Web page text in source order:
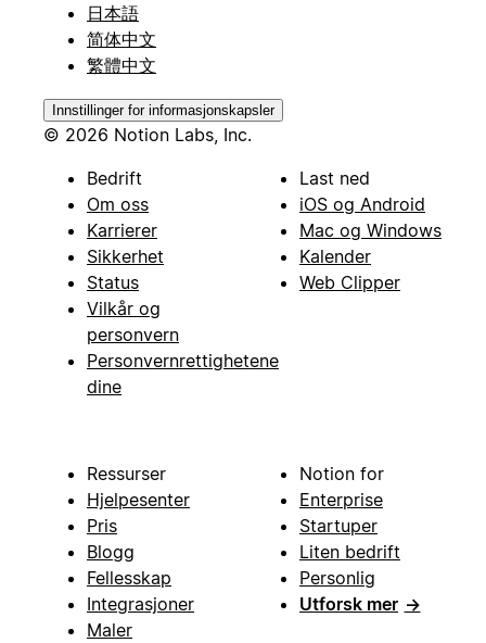
日本語
简体中文
繁體中文
Innstillinger for informasjonskapsler
© 2026 Notion Labs, Inc.
Bedrift
Om oss
Karrierer
Sikkerhet
Status
Vilkår og
personvern
Personvernrettighetene
dine
Last ned
iOS og Android
Mac og Windows
Kalender
Web Clipper
Ressurser
Hjelpesenter
Pris
Blogg
Fellesskap
Integrasjoner
Maler
Notion for
Enterprise
Startuper
Liten bedrift
Personlig
Utforsk mer →